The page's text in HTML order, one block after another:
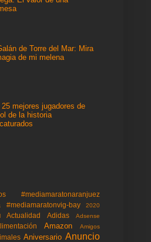
de Torre del Mar: Mira
de mi melena
25 mejores jugadores de
de la historia
#mediamaratonaranjuez
#mediamaratonvig-bay
2020
Actualidad Adidas Adsense
Amazon Amigos
Aniversario Anuncio